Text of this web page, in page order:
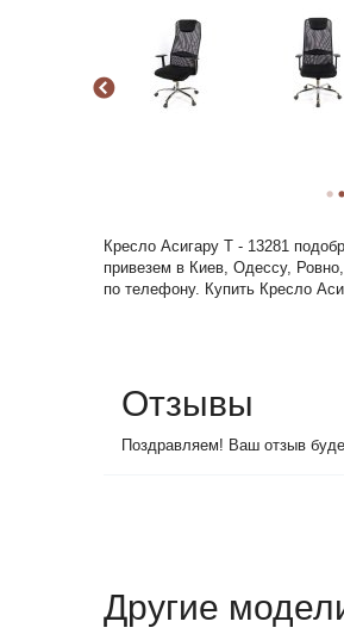
Кресло Асигару Т - 13281
привезем в Киев, Одессу,
по телефону. Купить Кресло
Отзывы
Поздравляем! Ваш отзыв
Другие